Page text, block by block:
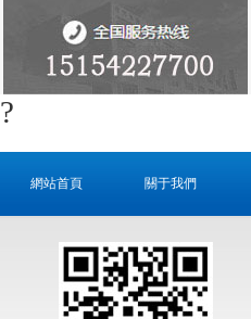
?
網站首頁 關于我們